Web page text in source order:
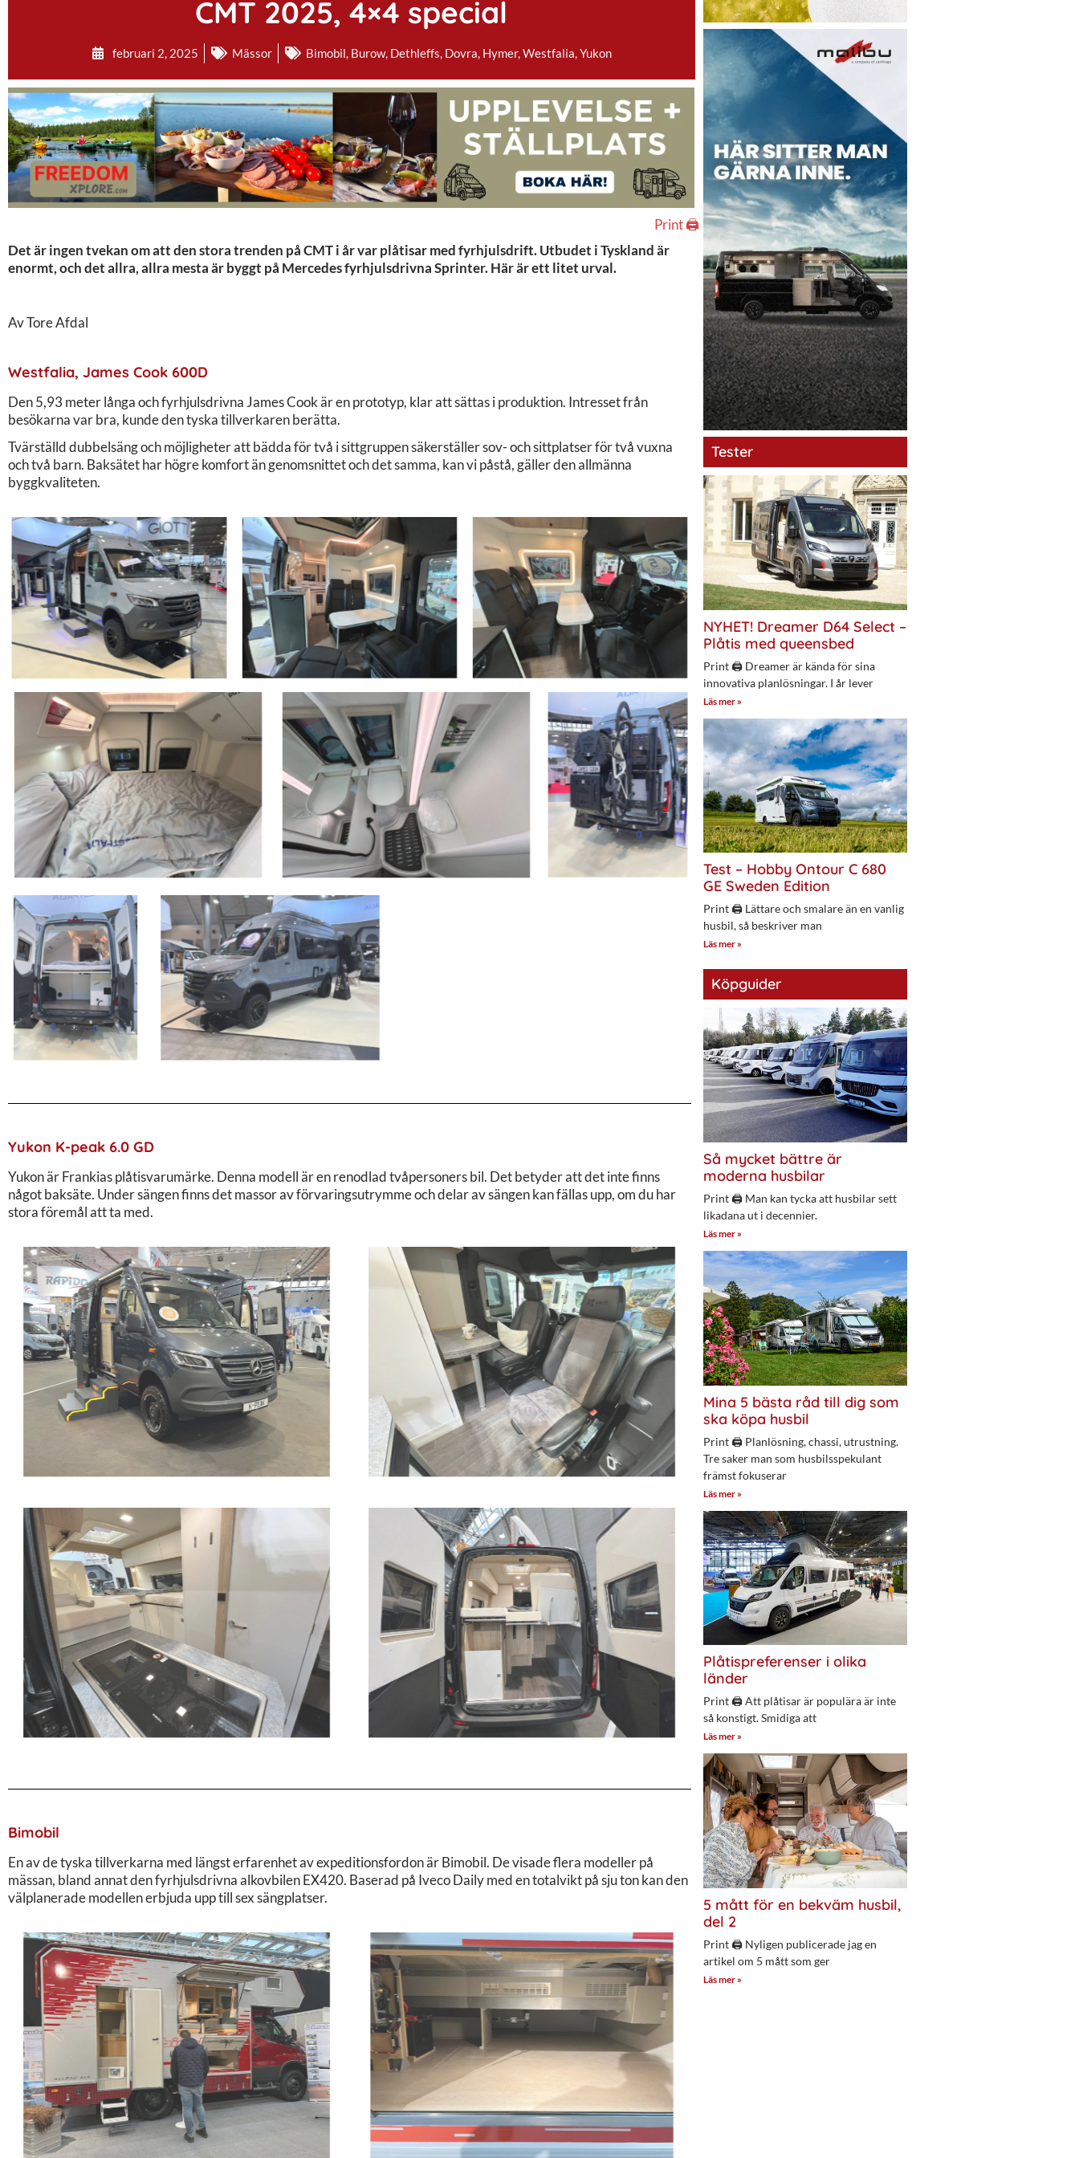
CMT 2025, 4×4 special
februari 2, 2025 Mässor Bimobil, Burow, Dethleffs, Dovra, Hymer,Westfalia,Yukon
Print 🖨
Det är ingen tvekan om att den stora trenden på CMT i år var plåtisar med fyrhjulsdrift. Utbudet i Tyskland är
enormt, och det allra, allra mesta är byggt på Mercedes fyrhjulsdrivna Sprinter. Här är ett litet urval.
Av Tore Afdal
Westfalia, James Cook 600D
Den 5,93 meter långa och fyrhjulsdrivna James Cook är en prototyp, klar att sättas i produktion. Intresset från
besökarna var bra, kunde den tyska tillverkaren berätta.
Tvärställd dubbelsäng och möjligheter att bädda för två i sittgruppen säkerställer sov- och sittplatser för två vuxna
och två barn. Baksätet har högre komfort än genomsnittet och det samma, kan vi påstå, gäller den allmänna
byggkvaliteten.
Yukon K-peak 6.0 GD
Yukon är Frankias plåtisvarumärke. Denna modell är en renodlad tvåpersoners bil. Det betyder att det inte finns
något baksäte. Under sängen finns det massor av förvaringsutrymme och delar av sängen kan fällas upp, om du har
stora föremål att ta med.
Bimobil
En av de tyska tillverkarna med längst erfarenhet av expeditionsfordon är Bimobil. De visade flera modeller på
mässan, bland annat den fyrhjulsdrivna alkovbilen EX420. Baserad på Iveco Daily med en totalvikt på sju ton kan den
välplanerade modellen erbjuda upp till sex sängplatser.
Tester
NYHET! Dreamer D64 Select –
Plåtis med queensbed
Print 🖨 Dreamer är kända för sina
innovativa planlösningar. I år lever
Läs mer »
Test – Hobby Ontour C 680
GE Sweden Edition
Print 🖨 Lättare och smalare än en vanlig
husbil, så beskriver man
Läs mer »
Köpguider
Så mycket bättre är
moderna husbilar
Print 🖨 Man kan tycka att husbilar sett
likadana ut i decennier.
Läs mer »
Mina 5 bästa råd till dig som
ska köpa husbil
Print 🖨 Planlösning, chassi, utrustning.
Tre saker man som husbilsspekulant
främst fokuserar
Läs mer »
Plåtispreferenser i olika
länder
Print 🖨 Att plåtisar är populära är inte
så konstigt. Smidiga att
Läs mer »
5 mått för en bekväm husbil,
del 2
Print 🖨 Nyligen publicerade jag en
artikel om 5 mått som ger
Läs mer »